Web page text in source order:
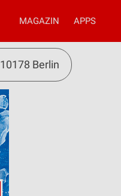
MAGAZIN APPS
10178 Berlin